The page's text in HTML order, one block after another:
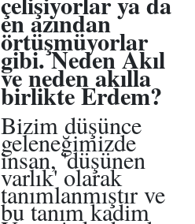
en azından
örtüşmüyorlar
gibi. Neden Akıl
ve neden akılla
birlikte Erdem?
Bizim düşünce
geleneğimizde
insan, 'düşünen
varlık' olarak
tanımlanmıştır ve
bu tanım kadim